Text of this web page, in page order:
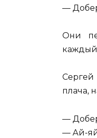
—
Они
каждый
Сергей
плача,
—
— Ай-